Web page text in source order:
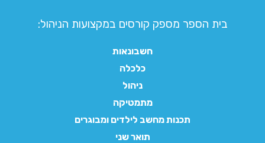
בית הספר מספק קורסים במקצועות הניהול:
חשבונאות
כלכלה
ניהול
מתמטיקה
תכנות מחשב לילדים ומבוגרים
תואר שני